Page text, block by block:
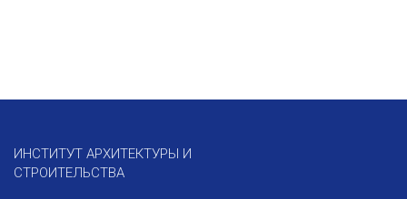
ИНСТИТУТ АРХИТЕКТУРЫ И
СТРОИТЕЛЬСТВА